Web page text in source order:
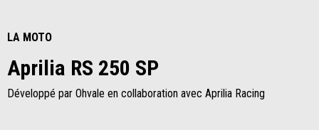
LA MOTO
Aprilia RS 250 SP
Développé par Ohvale en collaboration avec Aprilia Racing